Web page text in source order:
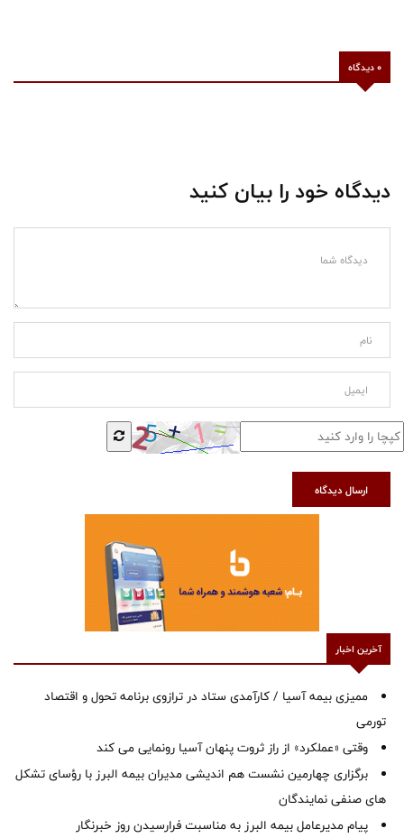
0 دیدگاه
دیدگاه خود را بیان کنید
ارسال دیدگاه
آخرین اخبار
ممیزی بیمه آسیا / کارآمدی ستاد در ترازوی برنامه تحول و اقتصاد
تورمی
وقتی «عملکرد» از راز ثروت پنهان آسیا رونمایی می کند
برگزاری چهارمین نشست هم اندیشی مدیران بیمه البرز با رؤسای تشکل
های صنفی نمایندگان
پیام مدیرعامل بیمه البرز به مناسبت فرارسیدن روز خبرنگار